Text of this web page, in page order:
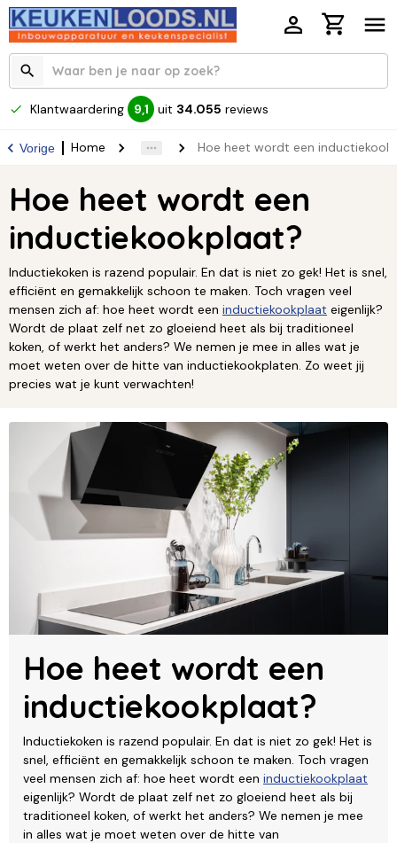
Klantwaardering 9,1 uit 34.055 reviews
Vorige Home Hoe heet wordt een
Hoe heet wordt een
inductiekookplaat?
Inductiekoken is razend populair. En dat is niet zo gek! Het is snel,
efficiënt en gemakkelijk schoon te maken. Toch vragen veel
mensen zich af: hoe heet wordt een inductiekookplaat eigenlijk?
Wordt de plaat zelf net zo gloeiend heet als bij traditioneel
koken, of werkt het anders? We nemen je mee in alles wat je
moet weten over de hitte van inductiekookplaten. Zo weet jij
precies wat je kunt verwachten!
Hoe heet wordt een
inductiekookplaat?
Inductiekoken is razend populair. En dat is niet zo gek! Het is
snel, efficiënt en gemakkelijk schoon te maken. Toch vragen
veel mensen zich af: hoe heet wordt een inductiekookplaat
eigenlijk? Wordt de plaat zelf net zo gloeiend heet als bij
traditioneel koken, of werkt het anders? We nemen je mee
in alles wat je moet weten over de hitte van